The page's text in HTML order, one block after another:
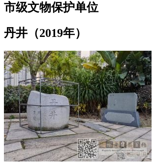
市级文物保护单位
丹井（2019年）